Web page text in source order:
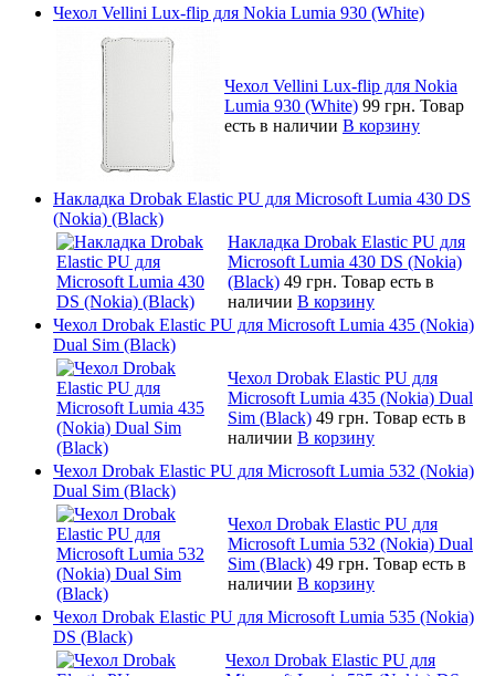
Чехол Vellini Lux-flip для Nokia Lumia 930 (White)
Чехол Vellini Lux-flip для Nokia
Lumia 930 (White) 99 грн. Товар
есть в наличии В корзину
Накладка Drobak Elastic PU для Microsoft Lumia 430 DS
(Nokia) (Black)
Накладка Drobak Elastic PU для
Microsoft Lumia 430 DS (Nokia)
(Black) 49 грн. Товар есть в
наличии В корзину
Чехол Drobak Elastic PU для Microsoft Lumia 435 (Nokia)
Dual Sim (Black)
Чехол Drobak Elastic PU для
Microsoft Lumia 435 (Nokia) Dual
Sim (Black) 49 грн. Товар есть в
наличии В корзину
Чехол Drobak Elastic PU для Microsoft Lumia 532 (Nokia)
Dual Sim (Black)
Чехол Drobak Elastic PU для
Microsoft Lumia 532 (Nokia) Dual
Sim (Black) 49 грн. Товар есть в
наличии В корзину
Чехол Drobak Elastic PU для Microsoft Lumia 535 (Nokia)
DS (Black)
Чехол Drobak Elastic PU для